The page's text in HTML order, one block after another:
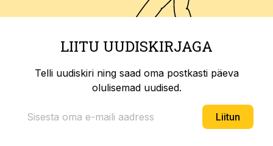
LIITU UUDISKIRJAGA
Telli uudiskiri ning saad oma postkasti päeva
olulisemad uudised.
Liitun